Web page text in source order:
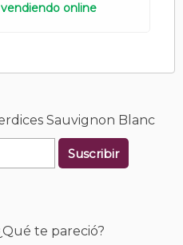
online
Sauvignon Blanc
Suscribir
te pareció?